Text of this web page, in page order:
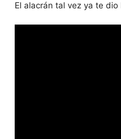
El alacrán tal vez ya te dio